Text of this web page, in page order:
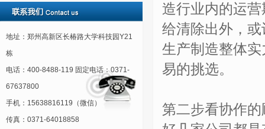
地址：郑州高新区长椿路大学科技园Y21
栋
电话：400-8488-119 固定电话：0371-
67637800
手机：15638816119（微信）
传真：0371-64018858
造行业内的运
给清除出外，
生产制造整体
易的挑选。
第二步看协作